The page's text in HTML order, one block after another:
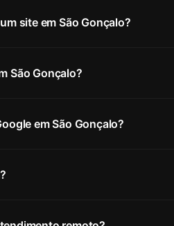
site em São Gonçalo?
São Gonçalo?
em São Gonçalo?